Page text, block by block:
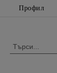
Профил